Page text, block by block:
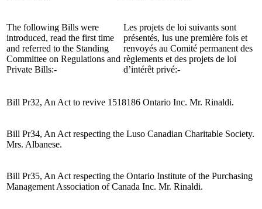
The following Bills were
introduced, read the first time
and referred to the Standing
Committee on Regulations and
Private Bills:-
Les projets de loi suivants sont
présentés, lus une première fois et
renvoyés au Comité permanent des
règlements et des projets de loi
d’intérêt privé:-
Bill Pr32, An Act to revive 1518186 Ontario Inc. Mr. Rinaldi.
Bill Pr34, An Act respecting the Luso Canadian Charitable Society.
Mrs. Albanese.
Bill Pr35, An Act respecting the Ontario Institute of the Purchasing
Management Association of Canada Inc. Mr. Rinaldi.